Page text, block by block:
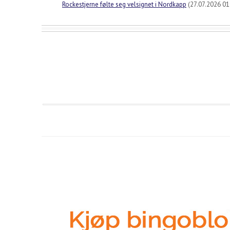
Rockestjerne følte seg velsignet i Nordkapp (27.07.2026